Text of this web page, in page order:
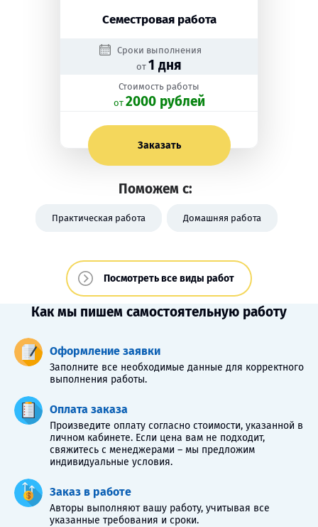
Семестровая работа
Сроки выполнения
от 1 дня
Стоимость работы
oт 2000 рублей
Заказать
Поможем с:
Практическая работа Домашняя работа
Посмотреть все виды работ
Как мы пишем самостоятельную работу
Оформление заявки
Заполните все необходимые данные для корректного
выполнения работы.
Оплата заказа
Произведите оплату согласно стоимости, указанной в
личном кабинете. Если цена вам не подходит,
свяжитесь с менеджерами – мы предложим
индивидуальные условия.
Заказ в работе
Авторы выполняют вашу работу, учитывая все
указанные требования и сроки.